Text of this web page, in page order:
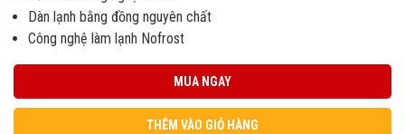
Dàn lạnh bằng đồng nguyên chất
Công nghệ làm lạnh Nofrost
MUA NGAY
THÊM VÀO GIỎ HÀNG